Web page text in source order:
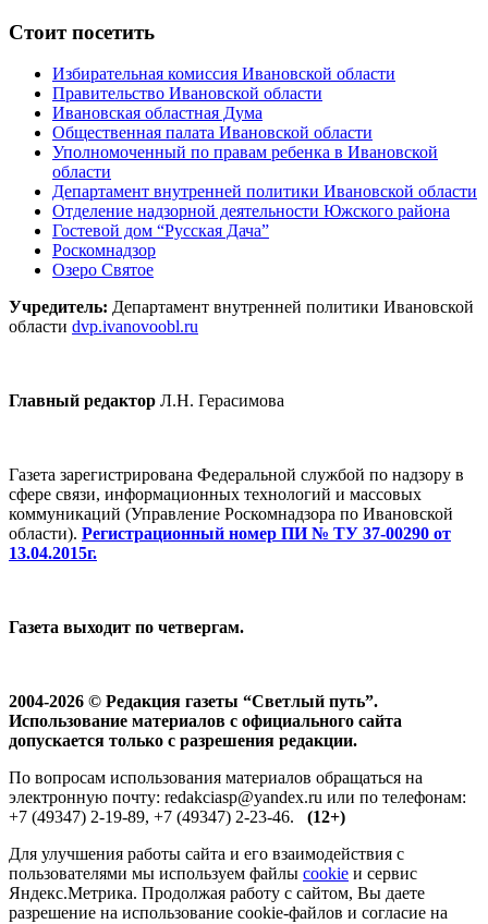
Стоит посетить
Избирательная комиссия Ивановской области
Правительство Ивановской области
Ивановская областная Дума
Общественная палата Ивановской области
Уполномоченный по правам ребенка в Ивановской
области
Департамент внутренней политики Ивановской области
Отделение надзорной деятельности Южского района
Гостевой дом “Русская Дача”
Роскомнадзор
Озеро Святое
Учредитель: Департамент внутренней политики Ивановской
области dvp.ivanovoobl.ru
Главный редактор Л.Н. Герасимова
Газета зарегистрирована Федеральной службой по надзору в
сфере связи, информационных технологий и массовых
коммуникаций (Управление Роскомнадзора по Ивановской
области). Регистрационный номер ПИ № ТУ 37-00290 от
13.04.2015г.
Газета выходит по четвергам.
2004-2026 © Редакция газеты “Светлый путь”.
Использование материалов с официального сайта
допускается только с разрешения редакции.
По вопросам использования материалов обращаться на
электронную почту: redakciasp@yandex.ru или по телефонам:
+7 (49347) 2-19-89, +7 (49347) 2-23-46. (12+)
Для улучшения работы сайта и его взаимодействия с
пользователями мы используем файлы cookie и сервис
Яндекс.Метрика. Продолжая работу с сайтом, Вы даете
разрешение на использование cookie-файлов и согласие на